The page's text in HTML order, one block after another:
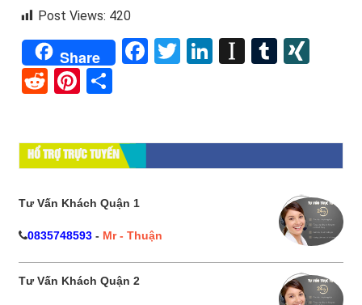
Post Views: 420
Share Facebook
Twitter
LinkedInTumblr
RedditPinterest
HỔ TRỢ TRỰC TUYẾN
Tư Vấn Khách Quận 1
0835748593 - Mr - Thuận
Tư Vấn Khách Quận 2